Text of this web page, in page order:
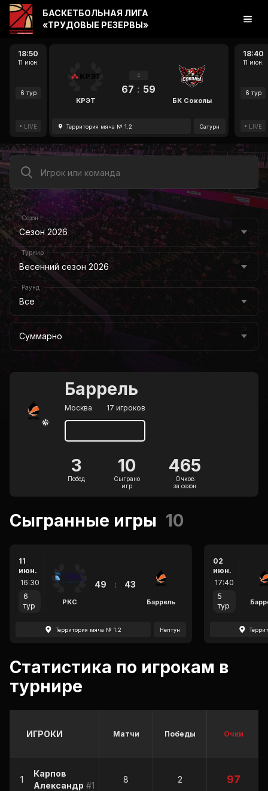
18:50
11 июн.
6 тур
LIVE
КРЭТ
4
67 : 59
БК Соколы
Территория мяча № 1.2 Сатурн
18:40
11 июн.
6 тур
LIVE
БАСКЕТБОЛЬНАЯ ЛИГА
«ТРУДОВЫЕ РЕЗЕРВЫ»
Сезон 2026
Сезон
Весенний сезон 2026
Турнир
Все
Раунд
Суммарно
Баррель
Москва 17 игроков
3
Побед
10
Сыграно
игр
465
Очков
за сезон
Сыгранные игры 10
11
июн.
16:30
6
тур
РКС
49 : 43
Баррель
Территория мяча № 1.2 Нептун
02
июн.
17:40
5
тур
Статистика по игрокам в
турнире
ИГРОКИ Матчи Победы Очки
1
Карпов
Александр #17
8 2 97